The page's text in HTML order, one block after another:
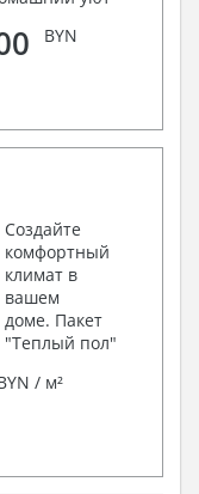
BYN
Создайте
комфортный
климат в
вашем
доме. Пакет
"Теплый пол"
/ м²